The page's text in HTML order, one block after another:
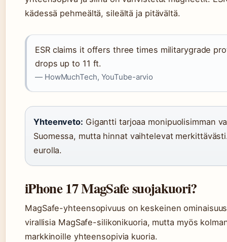
kädessä pehmeältä, sileältä ja pitävältä.
ESR claims it offers three times militarygrade
drops up to 11 ft.
— HowMuchTech, YouTube-arvio
Yhteenveto: Gigantti tarjoaa monipuolisimman
Suomessa, mutta hinnat vaihtelevat
eurolla.
iPhone 17 MagSafe suojakuori?
MagSafe-yhteensopivuus on keskeinen
virallisia MagSafe-silikonikuoria, mutta myös
markkinoille yhteensopivia kuoria.